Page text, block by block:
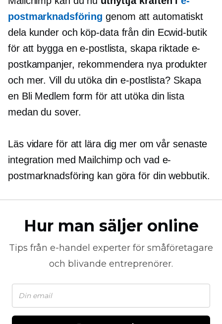
postmarknadsföring genom att automatiskt
dela kunder och köp-datafrån din Ecwid-butik
för att bygga en e-postlista, skapa riktade e-
postkampanjer, rekommendera nya produkter
och mer. Vill du utöka din e-postlista? Skapa
en Bli Medlem form för att utöka din lista
medan du sover.
Läs vidare för att lära dig mer om vår senaste
integration med Mailchimp och vad e-
postmarknadsföring kan göra för din webbutik.
Hur man säljer online
Tips från e-handel experter för småföretagare
och blivande entreprenörer.